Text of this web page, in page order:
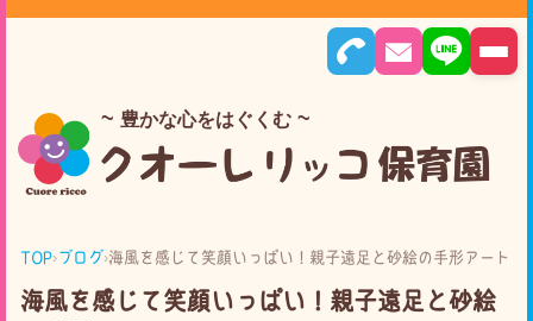
豊かな心をはぐくむ
TOP›ブログ ›海風を感じて笑顔いっぱい！親子遠足と砂絵の手形アート
海風を感じて笑顔いっぱい！親子遠足と砂絵